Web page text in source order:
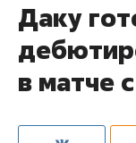
Даку
в матче